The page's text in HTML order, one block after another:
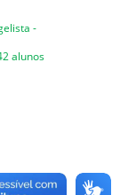
-
alunos